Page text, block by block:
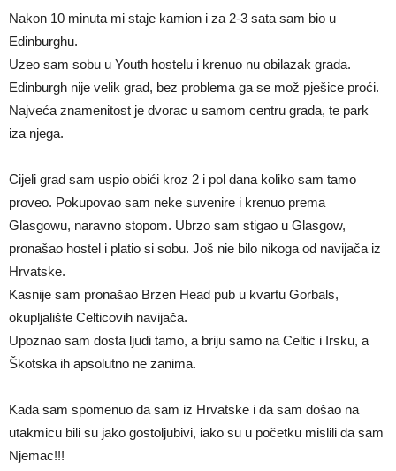
Nakon 10 minuta mi staje kamion i za 2-3 sata sam bio u
Edinburghu.
Uzeo sam sobu u Youth hostelu i krenuo nu obilazak grada.
Edinburgh nije velik grad, bez problema ga se mož pješice proći.
Najveća znamenitost je dvorac u samom centru grada, te park
iza njega.
Cijeli grad sam uspio obići kroz 2 i pol dana koliko sam tamo
proveo. Pokupovao sam neke suvenire i krenuo prema
Glasgowu, naravno stopom. Ubrzo sam stigao u Glasgow,
pronašao hostel i platio si sobu. Još nie bilo nikoga od navijača iz
Hrvatske.
Kasnije sam pronašao Brzen Head pub u kvartu Gorbals,
okupljalište Celticovih navijača.
Upoznao sam dosta ljudi tamo, a briju samo na Celtic i Irsku, a
Škotska ih apsolutno ne zanima.
Kada sam spomenuo da sam iz Hrvatske i da sam došao na
utakmicu bili su jako gostoljubivi, iako su u početku mislili da sam
Njemac!!!